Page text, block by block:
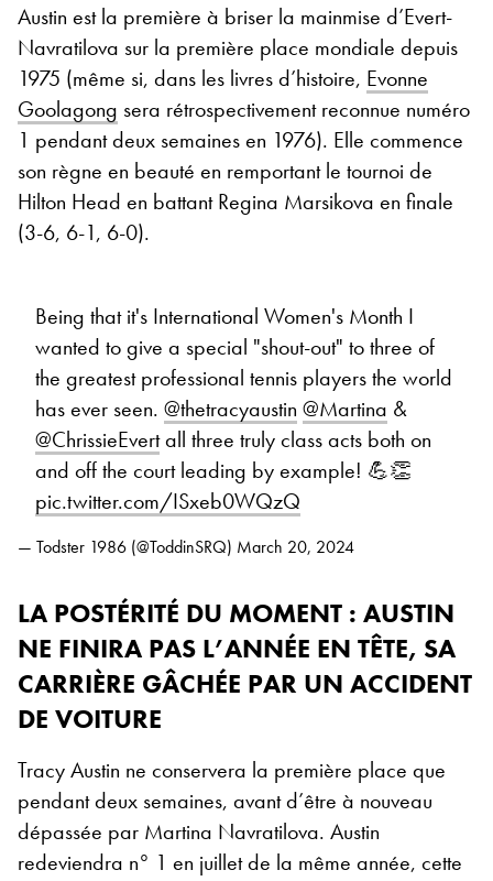
Austin est la première à briser la mainmise d’Evert-
Navratilova sur la première place mondiale depuis
1975 (même si, dans les livres d’histoire, Evonne
Goolagong sera rétrospectivement reconnue numéro
1 pendant deux semaines en 1976). Elle commence
son règne en beauté en remportant le tournoi de
Hilton Head en battant Regina Marsikova en finale
(3-6, 6-1, 6-0).
Being that it's International Women's Month I
wanted to give a special "shout-out" to three of
the greatest professional tennis players the world
has ever seen. @thetracyaustin @Martina &
@ChrissieEvertall three truly class acts both on
and off the court leading by example! 💪👏
pic.twitter.com/ISxeb0WQzQ
— Todster 1986 (@ToddinSRQ) March 20, 2024
LA POSTÉRITÉ DU MOMENT : AUSTIN
NE FINIRA PAS L’ANNÉE EN TÊTE, SA
CARRIÈRE GÂCHÉE PAR UN ACCIDENT
DE VOITURE
Tracy Austin ne conservera la première place que
pendant deux semaines, avant d’être à nouveau
dépassée par Martina Navratilova. Austin
redeviendra n° 1 en juillet de la même année, cette